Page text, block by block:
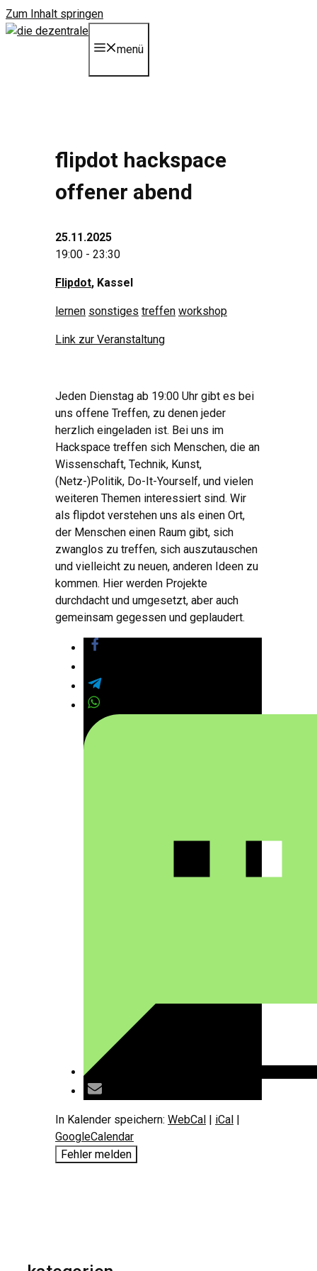
Zum Inhalt springen
menü
flipdot hackspace
offener abend
25.11.2025
19:00 - 23:30
Flipdot, Kassel
lernen sonstiges treffen workshop
Link zur Veranstaltung
Jeden Dienstag ab 19:00 Uhr gibt es bei
uns offene Treffen, zu denen jeder
herzlich eingeladen ist. Bei uns im
Hackspace treffen sich Menschen, die an
Wissenschaft, Technik, Kunst,
(Netz-)Politik, Do-It-Yourself, und vielen
weiteren Themen interessiert sind. Wir
als flipdot verstehen uns als einen Ort,
der Menschen einen Raum gibt, sich
zwanglos zu treffen, sich auszutauschen
und vielleicht zu neuen, anderen Ideen zu
kommen. Hier werden Projekte
durchdacht und umgesetzt, aber auch
gemeinsam gegessen und geplaudert.
In Kalender speichern: WebCal | iCal |
GoogleCalendar
Fehler melden